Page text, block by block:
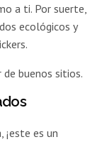
a ti. Por suerte,
ecológicos y
de buenos sitios.
es un